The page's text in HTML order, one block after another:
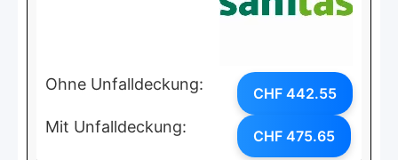
Ohne Unfalldeckung: CHF 442.55
Mit Unfalldeckung: CHF 475.65